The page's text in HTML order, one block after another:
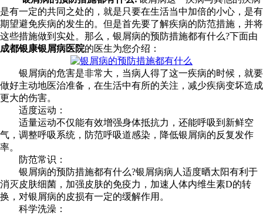
是有一定的共同之处的，就是只要在生活当中加倍的小心，是有
期望避免疾病的发生的。但是首先要了解疾病的防范措施，并将
这些措施做到实处。那么，银屑病的预防措施都有什么?下面由
成都银康银屑病医院的医生为您介绍：
银屑病的危害是非常大，当病人得了这一疾病的时候，就要
做好主动地医治准备，在生活中有所的关注，减少疾病变坏造成
更大的伤害。
适度运动：
适量运动不仅能有效增强身体抵抗力，还能呼吸到新鲜空
气，调整呼吸系统，防范呼吸道感染，降低银屑病的反复发作
率。
防范常识：
银屑病的预防措施都有什么?银屑病病人适度晒太阳有利于
消灭皮肤细菌，加强皮肤的免疫力，加速人体内维生素D的转
换，对银屑病的皮损有一定的缓解作用。
科学洗澡：